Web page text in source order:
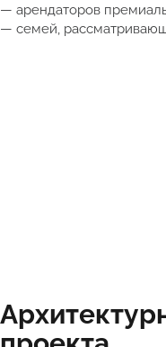
— арендаторов
— семей,